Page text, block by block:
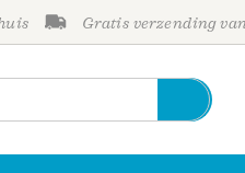
Gratis verzending